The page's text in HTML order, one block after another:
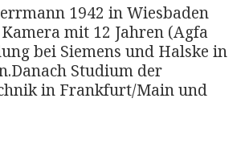
1942 in Wiesbaden
mit 12 Jahren (Agfa
bei Siemens und Halske in
Studium der
in Frankfurt/Main und